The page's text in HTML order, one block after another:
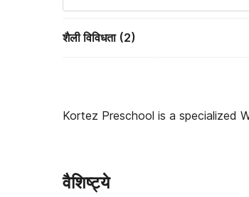
शैली विविधता (2)
Kortez Preschool is a specialized
वैशिष्ट्ये